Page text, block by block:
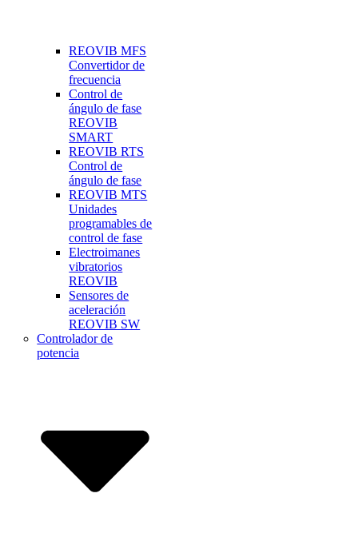
REOVIB MFS
Convertidor de
frecuencia
Control de
ángulo de fase
REOVIB
SMART
REOVIB RTS
Control de
ángulo de fase
REOVIB MTS
Unidades
programables de
control de fase
Electroimanes
vibratorios
REOVIB
Sensores de
aceleración
REOVIB SW
Controlador de
potencia